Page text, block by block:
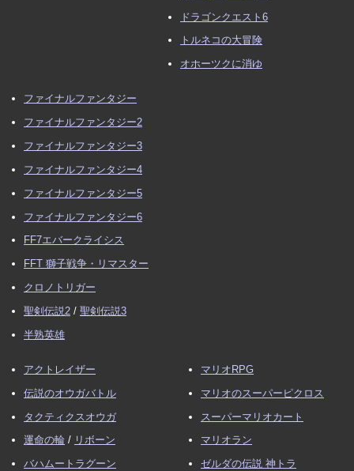
ドラゴンクエスト6
トルネコの大冒険
オホーツクに消ゆ
ファイナルファンタジー
ファイナルファンタジー2
ファイナルファンタジー3
ファイナルファンタジー4
ファイナルファンタジー5
ファイナルファンタジー6
FF7エバークライシス
FFT 獅子戦争・リマスター
クロノトリガー
聖剣伝説2 / 聖剣伝説3
半熟英雄
アクトレイザー
伝説のオウガバトル
タクティクスオウガ
運命の輪 / リボーン
バハムートラグーン
マリオRPG
マリオのスーパーピクロス
スーパーマリオカート
マリオラン
ゼルダの伝説 神トラ